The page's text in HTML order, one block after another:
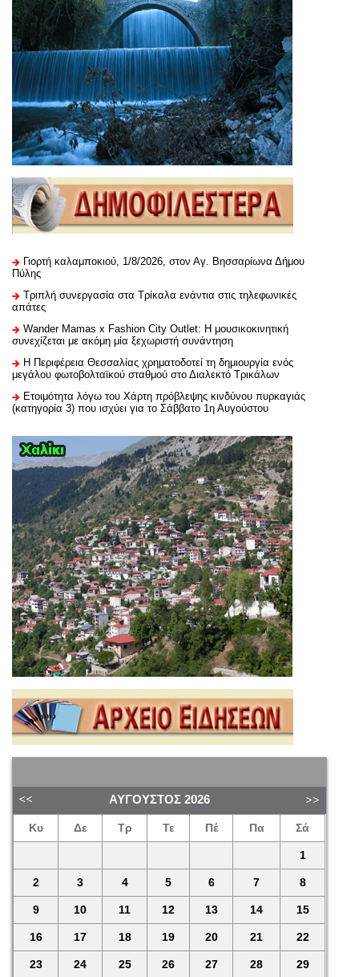
Γιορτή καλαμποκιού, 1/8/2026, στον Αγ. Βησσαρίωνα Δήμου
Πύλης
Τριπλή συνεργασία στα Τρίκαλα ενάντια στις τηλεφωνικές
απάτες
Wander Mamas x Fashion City Outlet: Η μουσικοκινητική
συνεχίζεται με ακόμη μία ξεχωριστή συνάντηση
H Περιφέρεια Θεσσαλίας χρηματοδοτεί τη δημιουργία ενός
μεγάλου φωτοβολταϊκού σταθμού στο Διαλεκτό Τρικάλων
Ετοιμότητα λόγω του Χάρτη πρόβλεψης κινδύνου πυρκαγιάς
(κατηγορία 3) που ισχύει για το Σάββατο 1η Αυγούστου
ΑΎΓΟΥΣΤΟΣ 2026
Κυ Δε Τρ Τε Πέ Πα Σά
1
2 3 4 5 6 7 8
9 10 11 12 13 14 15
16 17 18 19 20 21 22
23 24 25 26 27 28 29